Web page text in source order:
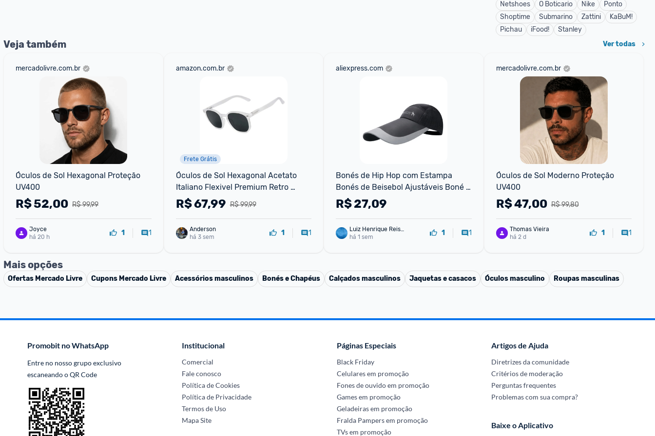
Netshoes
O Boticario Nike
Ponto
Shoptime
Submarino Zattini
KaBuM!
Pichau
iFood! Stanley
Veja também Ver todas
mercadolivre.com.br
Óculos de Sol Hexagonal Proteção
UV400
R$ 99,99
R$52,00
Joyce
há 20 h
1 1
amazon.com.br
Frete Grátis
Óculos de Sol Hexagonal Acetato
Italiano Flexivel Premium Retro
Lentes Proteção UV400 Feminino
Masculino - Modelo Tul
R$ 99,99
R$67,99
Anderson
há 3 sem
1 1
aliexpress.com
Bonés de Hip Hop com Estampa
Bonés de Beisebol Ajustáveis Boné
Retrô para Pesca Chapéu Anti-Sol
de Dacron com P
R$27,09
Luiz Henrique Reis
Ferreira
há 1 sem 1 1
mercadolivre.com.br
Óculos de Sol Moderno Proteção
UV400
R$ 99,80
R$47,00
Thomas Vieira
há 2 d
1 1
Mais opções
Ofertas Mercado Livre Cupons Mercado Livre Acessórios masculinos Bonés e Chapéus Calçados masculinos Jaquetas e casacos Óculos masculino Roupas masculinas
Promobit no WhatsApp
Entre no nosso grupo exclusivo
escaneando o QR Code
Institucional
Comercial
Fale conosco
Política de Cookies
Política de Privacidade
Termos de Uso
Mapa Site
Páginas Especiais
Black Friday
Celulares em promoção
Fones de ouvido em promoção
Games em promoção
Geladeiras em promoção
Fralda Pampers em promoção
TVs em promoção
Artigos de Ajuda
Diretrizes da comunidade
Critérios de moderação
Perguntas frequentes
Problemas com sua compra?
Baixe o Aplicativo